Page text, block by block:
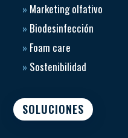
» Marketing olfativo
» Biodesinfección
» Foam care
» Sostenibilidad
SOLUCIONES